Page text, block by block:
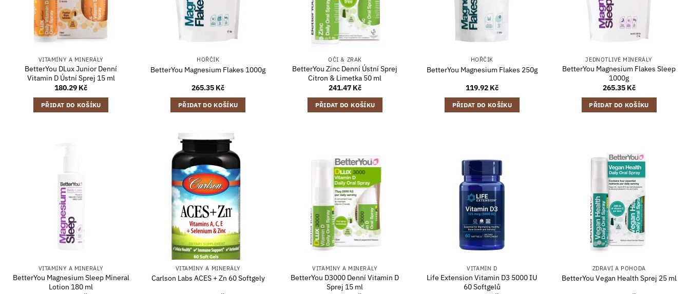
VITAMÍNY A MINERÁLY
BetterYou DLux Junior Denní
Vitamin D Ústní Sprej 15 ml
180.29 Kč
PŘIDAT DO KOŠÍKU
HOŘČÍK
BetterYou Magnesium Flakes 1000g
265.35 Kč
PŘIDAT DO KOŠÍKU
OČI & ZRAK
BetterYou Zinc Denní Ústní Sprej
Citron & Limetka 50 ml
241.47 Kč
PŘIDAT DO KOŠÍKU
HOŘČÍK
BetterYou Magnesium Flakes 250g
119.92 Kč
PŘIDAT DO KOŠÍKU
JEDNOTLIVÉ MINERÁLY
BetterYou Magnesium Flakes Sleep
1000g
265.35 Kč
PŘIDAT DO KOŠÍKU
VITAMÍNY A MINERÁLY
BetterYou Magnesium Sleep Mineral
Lotion 180 ml
VITAMÍNY A MINERÁLY
Carlson Labs ACES + Zn 60 Softgely
VITAMÍNY A MINERÁLY
BetterYou D3000 Denní Vitamin D
Sprej 15 ml
VITAMÍN D
Life Extension Vitamin D3 5000 IU
60 Softgelů
ZDRAVÍ A POHODA
BetterYou Vegan Health Sprej 25 ml